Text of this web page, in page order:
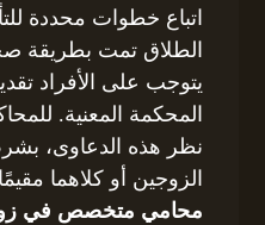
اتباع خطوات محددة
الطلاق تمت بطريقة
يتوجب على الأفراد
المحكمة المعنية.
نظر هذه الدعاوى،
الزوجين أو كلاهما
محامي متخصص في